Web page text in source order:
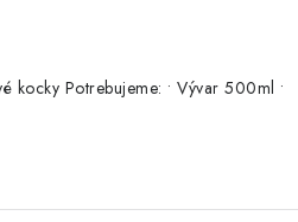
kocky Potrebujeme: • Vývar 500ml •